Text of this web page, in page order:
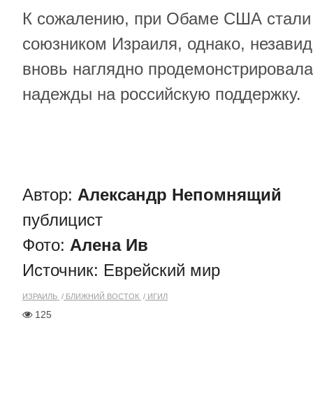
К сожалению, при Обаме США
союзником Израиля, однако,
вновь наглядно
надежды на российскую поддержку.
Автор: Александр Непомнящий
публицист
Фото: Алена Ив
Источник: Еврейский мир
ИЗРАИЛЬ БЛИЖНИЙ ВОСТОК ИГИЛ
125